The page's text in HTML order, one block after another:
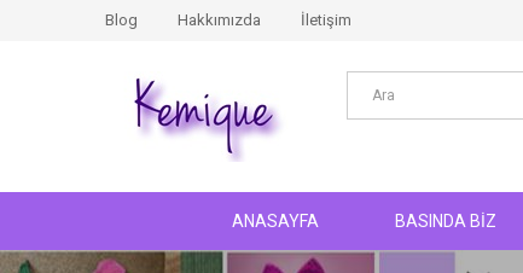
Blog Hakkımızda İletişim
ANASAYFA BASINDA BİZ